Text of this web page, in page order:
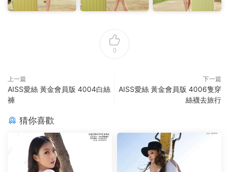
0
上一篇
AISS愛絲 黃金會員版 4004白絲
褲
下一篇
AISS愛絲 黃金會員版 4006隻穿
絲襪去旅行
猜你喜歡